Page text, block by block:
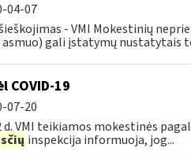
04-07
- VMI Mokestinių
gali įstatymų nustatytais
COVID-19
07-20
VMI teikiamos mokestinės
inspekcija informuoja, jog...